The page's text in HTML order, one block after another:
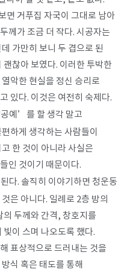
면 거푸집 자국이 그대로 남아
께가 조금 더 작다. 시공자는
가만히 보니 두 겹으로 된
찮아 보였다. 이러한 투박한
악한 현실을 정신 승리로
있다. 이것은 여전히 숙제다.
예’를 할 생각 말고
하게 생각하는 사람들이
한 것이 아니라 사실은
인 것이기 때문이다.
다. 솔직히 이야기하면 청운동
은 아니다. 일례로 2층 방의
의 두께와 간격, 창호지를
이 스며 나오도록 했다.
표상적으로 드러내는 것을
식 혹은 태도를 통해